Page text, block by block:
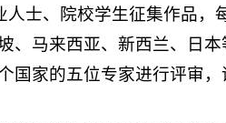
士、院校学生征集作品，
、马来西亚、新西兰、日本
国家的五位专家进行评审，